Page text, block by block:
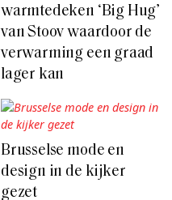
warmtedeken ‘Big Hug’
van Stoov waardoor de
verwarming een graad
lager kan
Brusselse mode en
design in de kijker
gezet